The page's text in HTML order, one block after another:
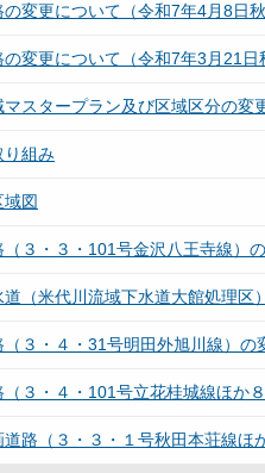
変更について（令和7年4月8日
変更について（令和7年3月21日
スタープラン及び区域区分の変
り組み
図
３・３・101号金沢八王寺線）
（米代川流域下水道大館処理区
３・４・31号明田外旭川線）の
３・４・101号立花桂城線ほか
路（３・３・１号秋田本荘線ほ